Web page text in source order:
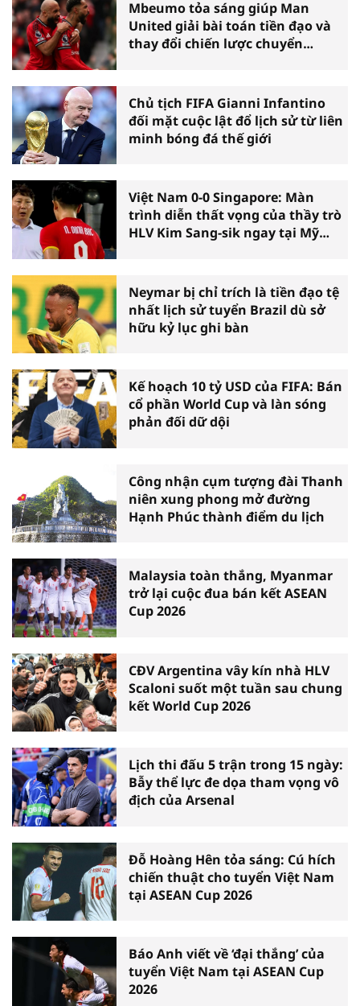
Mbeumo tỏa sáng giúp Man
United giải bài toán tiền đạo và
thay đổi chiến lược chuyển
Chủ tịch FIFA Gianni Infantino
đối mặt cuộc lật đổ lịch sử từ liên
minh bóng đá thế giới
Việt Nam 0-0 Singapore: Màn
trình diễn thất vọng của thầy trò
HLV Kim Sang-sik ngay tại Mỹ
Neymar bị chỉ trích là tiền đạo tệ
nhất lịch sử tuyển Brazil dù sở
hữu kỷ lục ghi bàn
Kế hoạch 10 tỷ USD của FIFA: Bán
cổ phần World Cup và làn sóng
phản đối dữ dội
Công nhận cụm tượng đài Thanh
niên xung phong mở đường
Hạnh Phúc thành điểm du lịch
Malaysia toàn thắng, Myanmar
trở lại cuộc đua bán kết ASEAN
Cup 2026
CĐV Argentina vây kín nhà HLV
Scaloni suốt một tuần sau chung
kết World Cup 2026
Lịch thi đấu 5 trận trong 15 ngày:
Bẫy thể lực đe dọa tham vọng vô
địch của Arsenal
Đỗ Hoàng Hên tỏa sáng: Cú hích
chiến thuật cho tuyển Việt Nam
tại ASEAN Cup 2026
Báo Anh viết về ‘đại thắng’ của
tuyển Việt Nam tại ASEAN Cup
2026